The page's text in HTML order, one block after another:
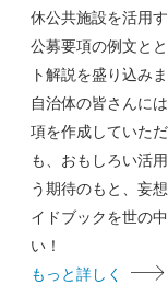
休公共施設を活用
公募要項の例文と
ト解説を盛り込みま
自治体の皆さんに
項を作成していた
も、おもしろい活
う期待のもと、妄
イドブックを世の
い！
もっと詳しく